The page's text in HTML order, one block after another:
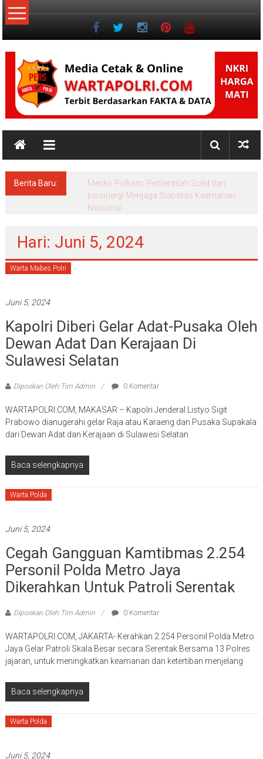
Lompat
ke
NKRI
Jurnalisme
Berita Baru:
Menko Polkam: Pemerintah Solid dan
bersinergi Menjaga Stabilitas Keamanan
Nasional
Hari: Juni 5, 2024
Warta Mabes Polri
Juni 5, 2024
Kapolri Diberi Gelar Adat-Pusaka Oleh
Dewan Adat Dan Kerajaan Di
Sulawesi Selatan
Diposkan Oleh:Tim Admin 0 Komentar
WARTAPOLRI.COM, MAKASAR – Kapolri Jenderal Listyo Sigit
Prabowo dianugerahi gelar Raja atau Karaeng dan Pusaka Supakala
dari Dewan Adat dan Kerajaan di Sulawesi Selatan
Baca selengkapnya
Warta Polda
Juni 5, 2024
Cegah Gangguan Kamtibmas 2.254
Personil Polda Metro Jaya
Dikerahkan Untuk Patroli Serentak
Diposkan Oleh:Tim Admin 0 Komentar
WARTAPOLRI.COM, JAKARTA- Kerahkan 2.254 Personil Polda Metro
Jaya Gelar Patroli Skala Besar secara Serentak Bersama 13 Polres
jajaran, untuk meningkatkan keamanan dan ketertiban menjelang
Baca selengkapnya
Warta Polda
Juni 5, 2024